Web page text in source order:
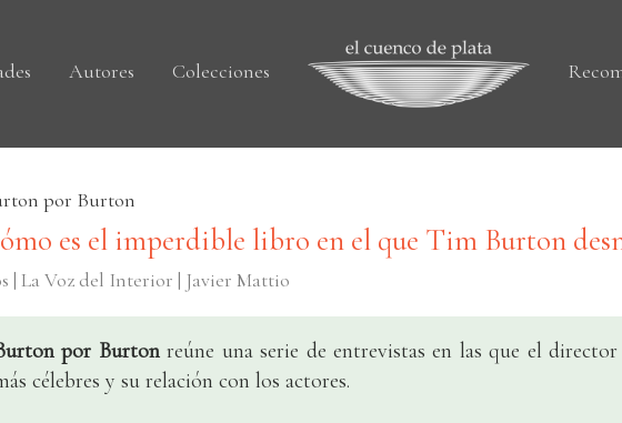
Autores Colecciones
por Burton
es el imperdible libro en el que Tim Burton
| La Voz del Interior | Javier Mattio
por Burtonreúne una serie de entrevistas en las que el director
célebres y su relación con los actores.